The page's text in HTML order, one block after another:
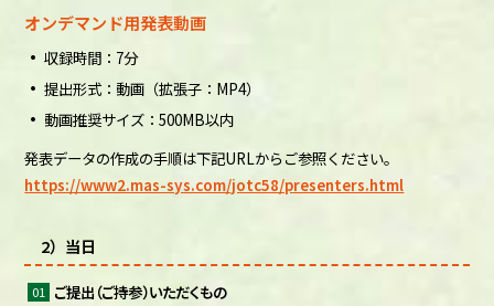
オンデマンド用発表動画
収録時間：7分
提出形式：動画（拡張子：MP4）
動画推奨サイズ：500MB以内
発表データの作成の手順は下記URLからご参照ください。
https://www2.mas-sys.com/jotc58/presenters.html
2）当日
ご提出（ご持参）いただくもの